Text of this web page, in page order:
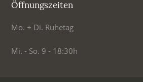
Öffnungszeiten
Mo. + Di. Ruhetag
Mi. - So. 9 - 18:30h